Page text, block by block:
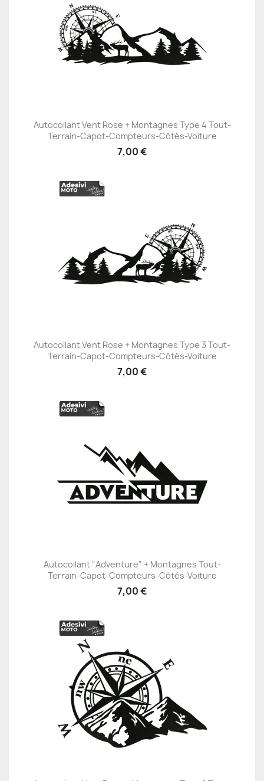
Autocollant Vent Rose + Montagnes Type 4 Tout-
Terrain-Capot-Compteurs-Côtés-Voiture
7,00 €
Autocollant Vent Rose + Montagnes Type 3 Tout-
Terrain-Capot-Compteurs-Côtés-Voiture
7,00 €
Autocollant "Adventure" + Montagnes Tout-
Terrain-Capot-Compteurs-Côtés-Voiture
7,00 €